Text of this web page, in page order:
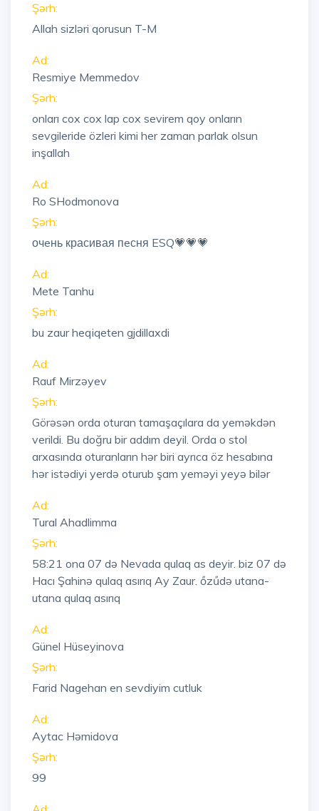
Şərh:
Allah sizləri qorusun T-M
Ad:
Resmiye Memmedov
Şərh:
onları cox cox lap cox sevirem qoy onların
sevgileride özleri kimi her zaman parlak olsun
inşallah
Ad:
Ro SHodmonova
Şərh:
очeнь красивая пeсня ESQ💗💗💗
Ad:
Mete Tanhu
Şərh:
bu zaur heqiqeten gjdillaxdi
Ad:
Rauf Mirzəyev
Şərh:
Görəsən orda oturan tamaşaçılara da yeməkdən
verildi. Bu doğru bir addım deyil. Orda o stol
arxasında oturanların hər biri ayrıca öz hesabına
hər istədiyi yerdə oturub şam yeməyi yeyə bilər
Ad:
Tural Ahadlimma
Şərh:
58:21 ona 07 də Nevada qulaq as deyir. biz 07 də
Hacı Şahinə qulaq asırıq Ay Zaur. őzűdə utana-
utana qulaq asırıq
Ad:
Günel Hüseyinova
Şərh:
Farid Nagehan en sevdiyim cutluk
Ad:
Aytac Həmidova
Şərh:
99